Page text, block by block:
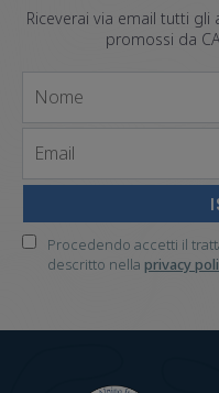
Riceverai via email tutti
promossi da
Procedendo accetti il
descritto nella privacy